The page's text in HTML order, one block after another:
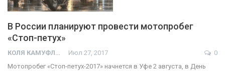
В России планируют провести мотопробег
«Стоп-петух»
КОЛЯ КАМУФЛЯЖ Июл 27, 2017
0
Мотопробег «Стоп-петух-2017» начнется в Уфе 2 августа, в День